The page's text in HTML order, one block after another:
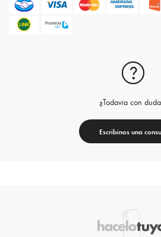
¿Todavia con
Escribinos una